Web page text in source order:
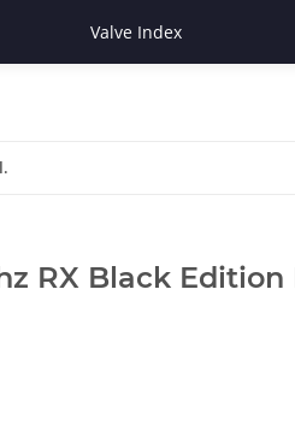
Valve Index
RX Black Edition